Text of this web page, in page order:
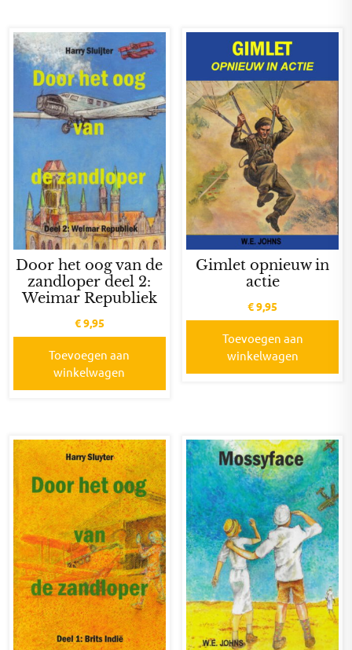
Door het oog van de
zandloper deel 2:
Weimar Republiek
€9,95
Toevoegen aan
winkelwagen
Gimlet opnieuw in
actie
€9,95
Toevoegen aan
winkelwagen